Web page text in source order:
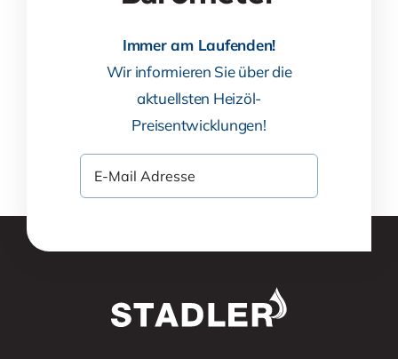
Immer am Laufenden!
Wir informieren Sie über die
aktuellsten Heizöl-
Preisentwicklungen!